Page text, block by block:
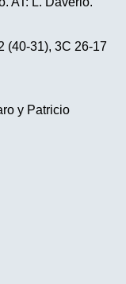
(40-31), 3C 26-17
y Patricio